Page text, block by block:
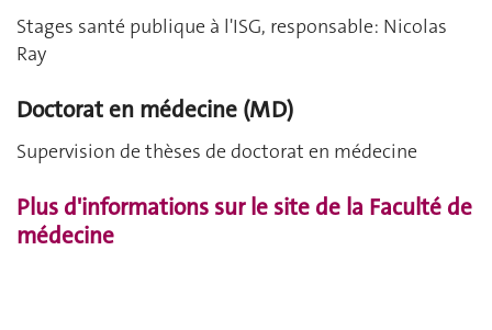
Stages santé publique à l'ISG, responsable: Nicolas
Ray
Doctorat en médecine (MD)
Supervision de thèses de doctorat en médecine
Plus d'informations sur le site de la Faculté de
médecine